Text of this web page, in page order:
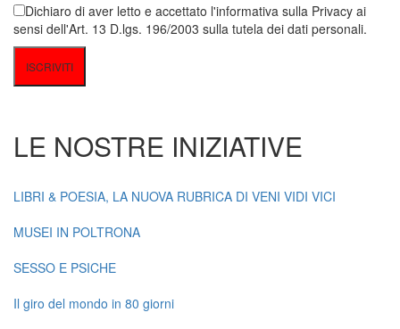
Dichiaro di aver letto e accettato l'informativa sulla Privacy ai
sensi dell'Art. 13 D.lgs. 196/2003 sulla tutela dei dati personali.
LE NOSTRE INIZIATIVE
LIBRI & POESIA, LA NUOVA RUBRICA DI VENI VIDI VICI
MUSEI IN POLTRONA
SESSO E PSICHE
Il giro del mondo in 80 giorni